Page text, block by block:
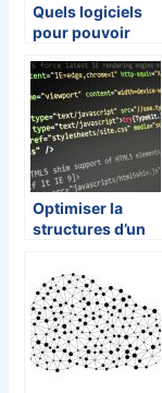
Quels logiciels
pour pouvoir
modifications
sur les photos ?
Optimiser la
structures d’un
balises pour
améliorer son
référencement